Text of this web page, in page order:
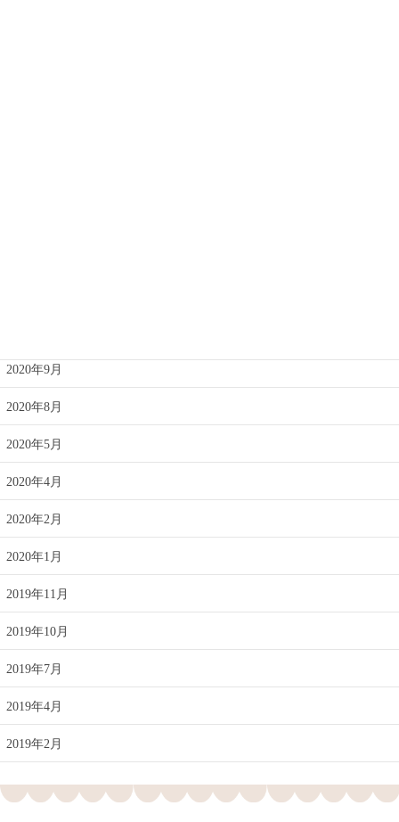
2020年9月
2020年8月
2020年5月
2020年4月
2020年2月
2020年1月
2019年11月
2019年10月
2019年7月
2019年4月
2019年2月